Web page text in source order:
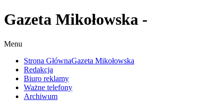
Gazeta Mikołowska -
Menu
Strona GłównaGazeta Mikołowska
Redakcja
Biuro reklamy
Ważne telefony
Archiwum